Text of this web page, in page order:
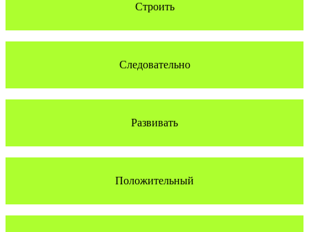
Строить
Следовательно
Развивать
Положительный